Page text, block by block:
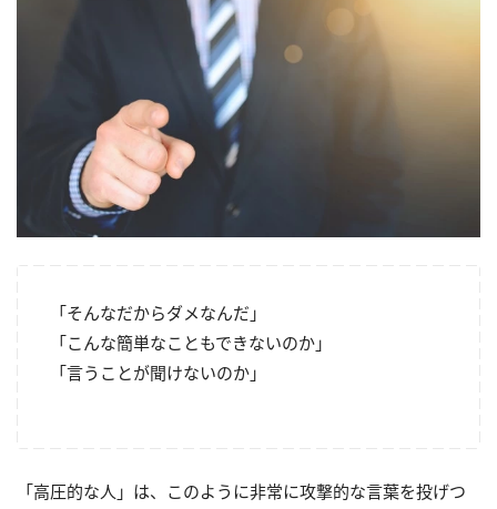
「そんなだからダメなんだ」
「こんな簡単なこともできないのか」
「言うことが聞けないのか」
「高圧的な人」は、このように非常に攻撃的な言葉を投げつ